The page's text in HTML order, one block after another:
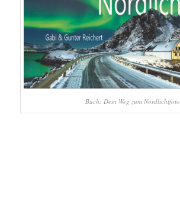
Buch: Dein Weg zum Nordlichtfoto